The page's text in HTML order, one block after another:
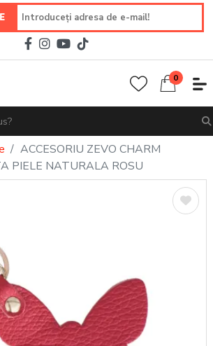
0
ACCESORIU ZEVO CHARM
PIELE NATURALA ROSU